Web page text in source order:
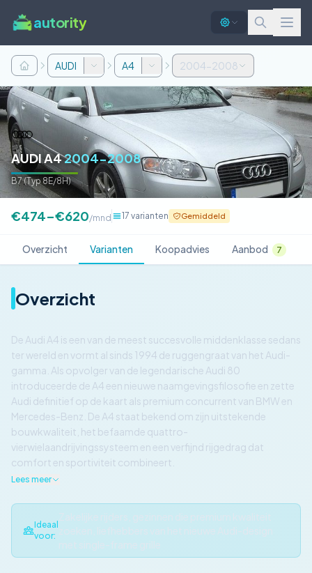
autority
AUDI A4 2004-2008
AUDI A42004-2008
B7 (Typ 8E/8H)
€474–€620/mnd 17 varianten Gemiddeld
Overzicht Varianten Koopadvies Aanbod 7
Overzicht
De Audi A4 is een van de meest succesvolle middenklasse sedans
ter wereld en vormt al sinds 1994 de ruggengraat van het Audi-
gamma. Als opvolger van de legendarische Audi 80
introduceerde de A4 een nieuwe naamgevingsfilosofie en zette
Audi definitief op de kaart als premium concurrent van BMW en
Mercedes-Benz. De A4 staat bekend om zijn uitstekende
bouwkwaliteit, het befaamde quattro-
vierwielaandrijvingssysteem en een verfijnd rijgedrag dat
comfort en sportiviteit combineert.
Lees meer
Ideaal
voor: